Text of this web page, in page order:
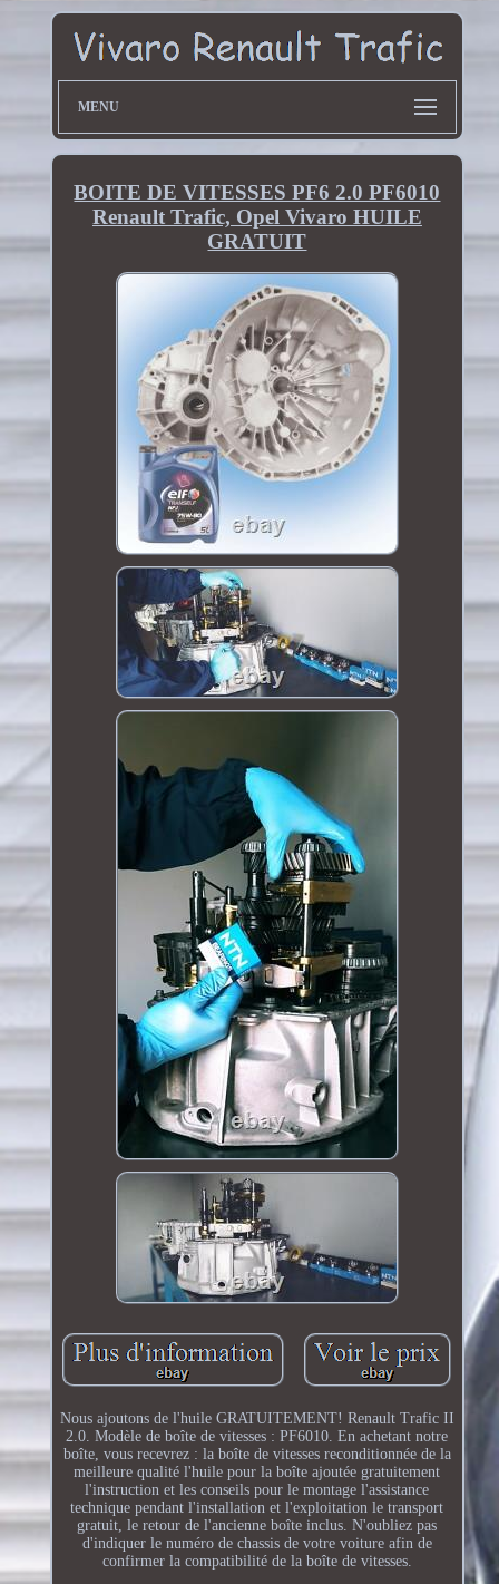
MENU
BOITE DE VITESSES PF6 2.0 PF6010
Renault Trafic, Opel Vivaro HUILE
GRATUIT
Nous ajoutons de l'huile GRATUITEMENT! Renault Trafic II
2.0. Modèle de boîte de vitesses : PF6010. En achetant notre
boîte, vous recevrez : la boîte de vitesses reconditionnée de la
meilleure qualité l'huile pour la boîte ajoutée gratuitement
l'instruction et les conseils pour le montage l'assistance
technique pendant l'installation et l'exploitation le transport
gratuit, le retour de l'ancienne boîte inclus. N'oubliez pas
d'indiquer le numéro de chassis de votre voiture afin de
confirmer la compatibilité de la boîte de vitesses.